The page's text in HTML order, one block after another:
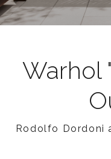
Warhol
Rodolfo Dordoni